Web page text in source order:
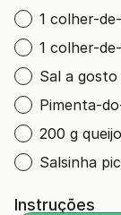
1 colher-
1 colher-
Sal a gosto
Pimenta-
200 g
Salsinha
Instruções